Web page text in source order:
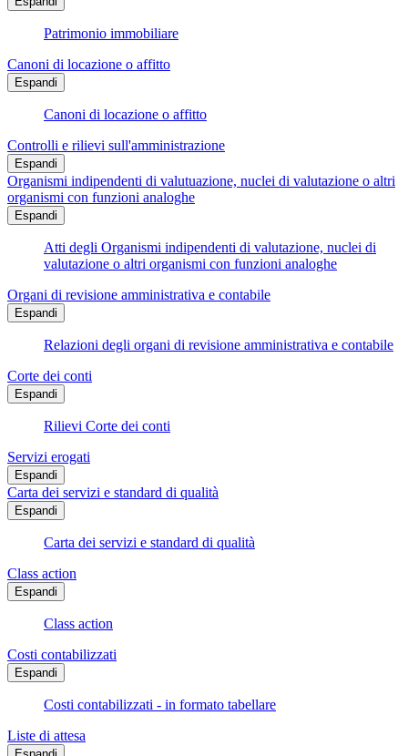
Patrimonio immobiliare
Canoni di locazione o affitto
Espandi
Canoni di locazione o affitto
Controlli e rilievi sull'amministrazione
Espandi
Organismi indipendenti di valutuazione, nuclei di valutazione o altri
organismi con funzioni analoghe
Espandi
Atti degli Organismi indipendenti di valutazione, nuclei di
valutazione o altri organismi con funzioni analoghe
Organi di revisione amministrativa e contabile
Espandi
Relazioni degli organi di revisione amministrativa e contabile
Corte dei conti
Espandi
Rilievi Corte dei conti
Servizi erogati
Espandi
Carta dei servizi e standard di qualità
Espandi
Carta dei servizi e standard di qualità
Class action
Espandi
Class action
Costi contabilizzati
Espandi
Costi contabilizzati - in formato tabellare
Liste di attesa